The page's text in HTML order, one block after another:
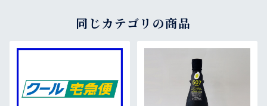
同じカテゴリの商品